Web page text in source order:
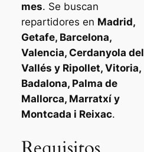
mes. Se buscan
repartidores en Madrid,
Getafe, Barcelona,
Valencia, Cerdanyola del
Vallés y Ripollet, Vitoria,
Badalona, Palma de
Mallorca, Marratxí y
Montcada i Reixac.